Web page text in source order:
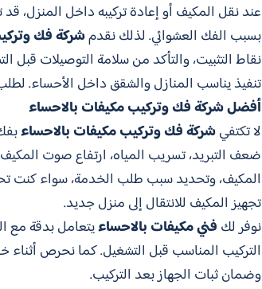
عند نقل المكيف أو إعادة تركيبه داخل المنزل،
بسبب الفك العشوائي. لذلك نقدمشركة فك
نقاط التثبيت، والتأكد من سلامة التوصيلات
تنفيذ يناسب المنازل والشقق داخل الأحساء.
أفضل شركة فك وتركيب مكيفات بالاحساء
لا تكتفيشركة فك وتركيب مكيفات بالاحساء
ضعف التبريد، تسريب المياه، ارتفاع صوت
المكيف، وتحديد سبب طلب الخدمة، سواء كنت
تجهيز المكيف للانتقال إلى منزل جديد.
نوفر لك فني مكيفات بالاحساءيتعامل بدقة مع
التركيب المناسب قبل التشغيل. كما نحرص
وضمان ثبات الجهاز بعد التركيب.